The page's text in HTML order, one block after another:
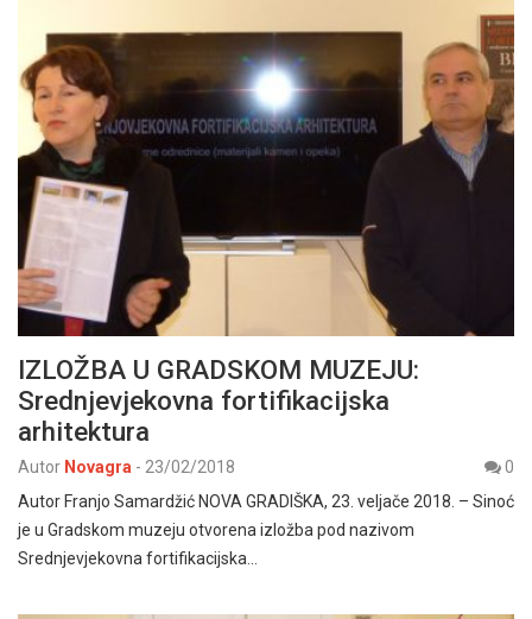
IZLOŽBA U GRADSKOM MUZEJU:
Srednjevjekovna fortifikacijska
arhitektura
Autor Novagra - 23/02/2018
0
Autor Franjo Samardžić NOVA GRADIŠKA, 23. veljače 2018. – Sinoć
je u Gradskom muzeju otvorena izložba pod nazivom
Srednjevjekovna fortifikacijska…